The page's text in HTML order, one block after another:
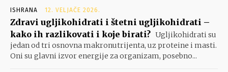
ISHRANA 12. VELJAČE 2026.
Zdravi ugljikohidrati i štetni ugljikohidrati –
kako ih razlikovati i koje birati? Ugljikohidrati su
jedan od tri osnovna makronutrijenta, uz proteine i masti.
Oni su glavni izvor energije za organizam, posebno...